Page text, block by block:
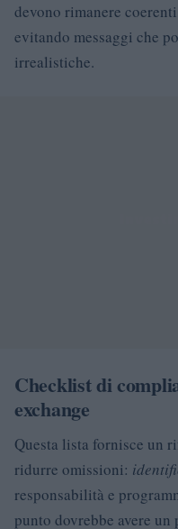
devono rimanere
evitando messaggi che
irrealistiche.
Checklist di
exchange
Questa lista fornisce un
ridurre omissioni:
responsabilità e
punto dovrebbe avere